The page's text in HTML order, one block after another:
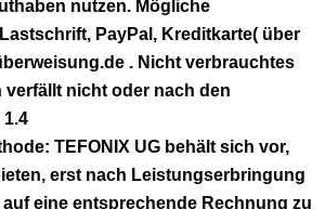
nutzen. Mögliche
PayPal, Kreditkarte( über
. Nicht verbrauchtes
verfällt nicht oder nach den
TEFONIX UG behält sich vor,
erst nach Leistungserbringung
auf eine entsprechende Rechnung zu